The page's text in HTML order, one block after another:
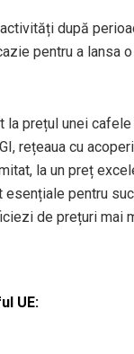
după
pentru a
la prețul unei
rețeaua cu
la un preț
pentru
de prețuri mai
UE: